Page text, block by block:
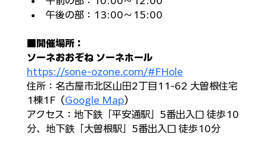
午後の部：13:00～15:00​
開催場所：
ソーネおおぞね ソーネホール
https://sone-ozone.com/#FHole
住所： 名古屋市北区山田2丁目11-62 大曽根住宅
1棟1F​（Google Map）
アクセス：​ 地下鉄「平安通駅」5番出入口 徒歩10
分、地下鉄「大曽根駅」5番出入口 徒歩10分